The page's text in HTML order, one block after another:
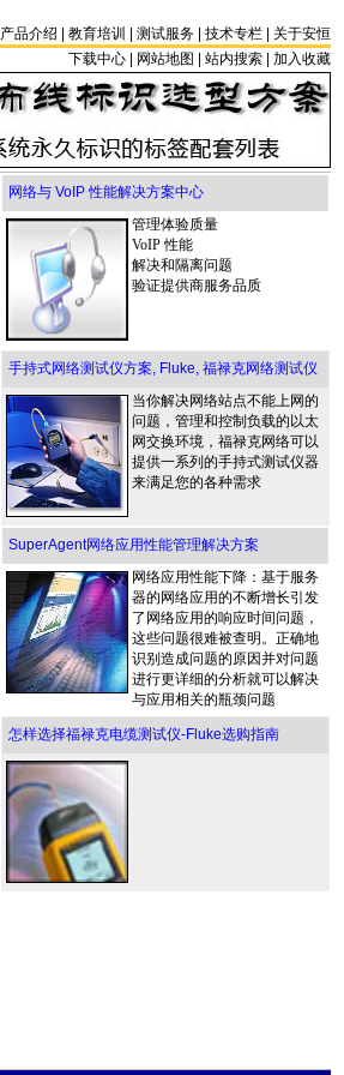
产品介绍 教育培训 测试服务 技术专栏
关于安恒
下载中心 | 网站地图 | 站内搜索 加入收藏
网络与 VoIP 性能解决方案中心
管理体验质量
VoIP 性能
解决和隔离问题
验证提供商服务品质
手持式网络测试仪方案, Fluke, 福禄克网络测试仪
当你解决网络站点不能上网的
问题，管理和控制负载的以太
网交换环境，福禄克网络可以
提供一系列的手持式测试仪器
来满足您的各种需求
SuperAgent网络应用性能管理解决方案
网络应用性能下降：基于服务
器的网络应用的不断增长引发
了网络应用的响应时间问题，
这些问题很难被查明。正确地
识别造成问题的原因并对问题
进行更详细的分析就可以解决
与应用相关的瓶颈问题
怎样选择福禄克电缆测试仪-Fluke选购指南